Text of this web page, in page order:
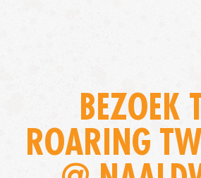
BEZOEK
ROARING